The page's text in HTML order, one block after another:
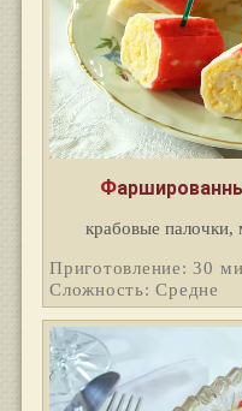
крабовые палочки,
Приготовление: 30
Сложность: Средне